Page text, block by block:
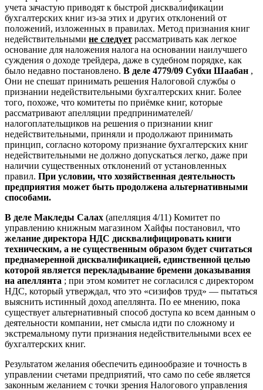
учета зачастую приводят к быстрой дисквалификации
бухгалтерских книг из-за этих и других отклонений от
положений, изложенных в правилах. Метод признания книг
недействительными не следует рассматривать как легкое
основание для наложения налога на основании наилучшего
суждения о доходе трейдера, даже в судебном порядке, как
было недавно постановлено. В деле 4779/09 Субхи Шаабан ,
Они не спешат принимать решения Налоговой службы о
признании недействительными бухгалтерских книг. Более
того, похоже, что комитеты по приёмке книг, которые
рассматривают апелляции предпринимателей/
налогоплательщиков на решения о признании книг
недействительными, приняли и продолжают принимать
принцип, согласно которому признание бухгалтерских книг
недействительными не должно допускаться легко, даже при
наличии существенных отклонений от установленных
правил. При условии, что хозяйственная деятельность
предприятия может быть продолжена альтернативными
способами.
В деле Макледы Салах (апелляция 4/11) Комитет по
управлению книжным магазином Хайфы постановил, что
желание директора НДС дисквалифицировать книги
техническим, а не существенным образом будет считаться
преднамеренной дисквалификацией, единственной целью
которой является перекладывание бремени доказывания
на апеллянта ; при этом комитет не согласился с директором
НДС, который утверждал, что это «сизифов труд» — пытаться
выяснить истинный доход апеллянта. По ее мнению, пока
существует альтернативный способ доступа ко всем данным о
деятельности компании, нет смысла идти по сложному и
экстремальному пути признания недействительными всех ее
бухгалтерских книг.
Результатом желания обеспечить единообразие и точность в
управлении счетами предприятий, что само по себе является
законным желанием с точки зрения Налогового управления